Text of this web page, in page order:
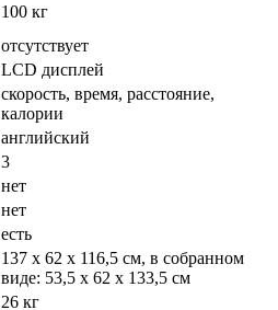
100 кг
отсутствует
LCD дисплей
скорость, время, расстояние,
калории
английский
3
нет
нет
есть
137 х 62 х 116,5 см, в собранном
виде: 53,5 х 62 х 133,5 см
26 кг